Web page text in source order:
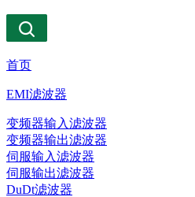
首页
EMI滤波器
变频器输入滤波器
变频器输出滤波器
伺服输入滤波器
伺服输出滤波器
DuDt滤波器